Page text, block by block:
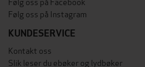
Følg oss på Instagram
KUNDESERVICE
Kontakt oss
Slik leser du ebøker og lydbøker